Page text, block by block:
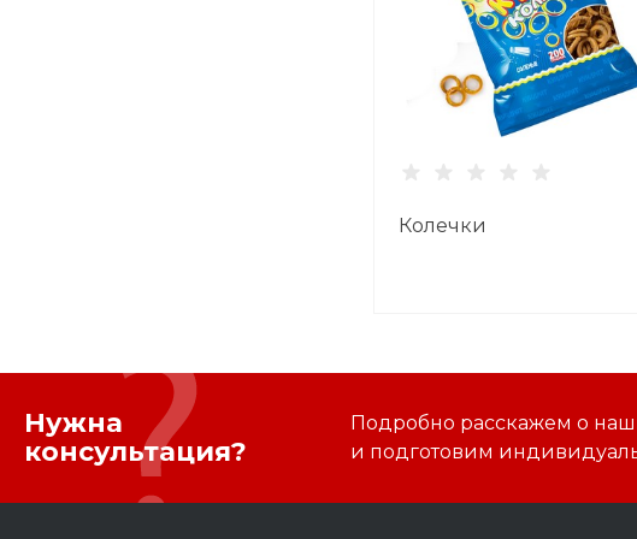
Колечки
Нужна
консультация?
Подробно расскажем о
и подготовим